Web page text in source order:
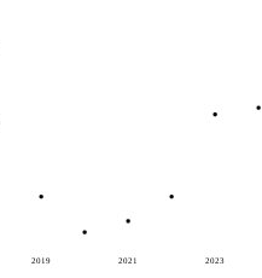
2019 2021 2023